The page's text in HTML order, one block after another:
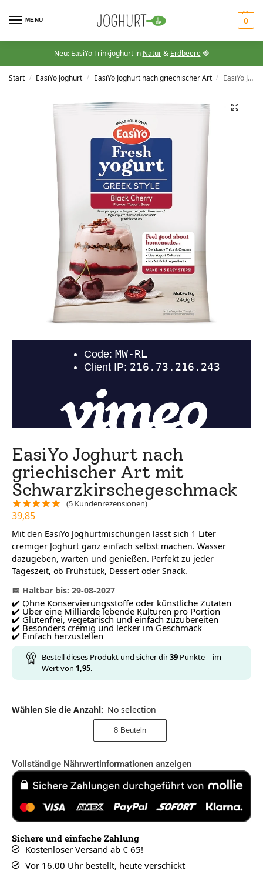
MENU 0
Neu: EasiYo Trinkjoghurt in Natur& Erdbeere🍓
Start / EasiYo Joghurt / EasiYo Joghurt nach griechischer Art / EasiYo Joghurt nach griechischer Art mit Schwarzkirschegeschmack
EasiYo Joghurt nach
griechischer Art mit
Schwarzkirschegeschmack
(5 Kundenrezensionen)
39,85
Mit den EasiYo Joghurtmischungen lässt sich 1 Liter
cremiger Joghurt ganz einfach selbst machen. Wasser
dazugeben, warten und genießen. Perfekt zu jeder
Tageszeit, ob Frühstück, Dessert oder Snack.
📅 Haltbar bis: 29-08-2027
✔️ Ohne Konservierungsstoffe oder künstliche Zutaten
✔️ Über eine Milliarde lebende Kulturen pro Portion
✔️ Glutenfrei, vegetarisch und einfach zuzubereiten
✔️ Besonders cremig und lecker im Geschmack
✔️ Einfach herzustellen
Bestell dieses Produkt und sicher dir39 Punkte – im
Wert von 1,95.
Wählen Sie die Anzahl: No selection
8 Beuteln
Vollständige Nährwertinformationen anzeigen
Sichere und einfache Zahlung
Kostenloser Versand ab € 65!
Vor 16.00 Uhr bestellt, heute verschickt